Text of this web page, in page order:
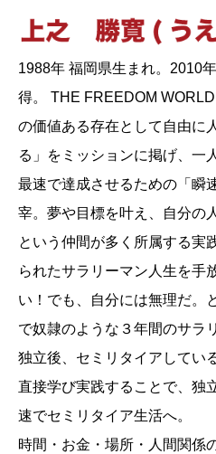
1988年 福岡県生まれ。2010
得。 THE FREEDOM
の価値ある存在として自由に
る」をミッションに掲げ、一
最速で達成させるための「瞬
宰。夢や目標を叶え、自分の
という仲間が多く所属する実
られたサラリーマン人生を手
い！でも、自分には無理だ。
で奴隷のような３年間のサラ
独立後、セミリタイアしてい
直接学び実践することで、独
速でセミリタイア生活へ。
時間・お金・場所・人間関係